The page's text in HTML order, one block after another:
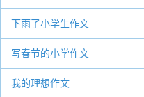
下雨了小学生作文
写春节的小学作文
我的理想作文